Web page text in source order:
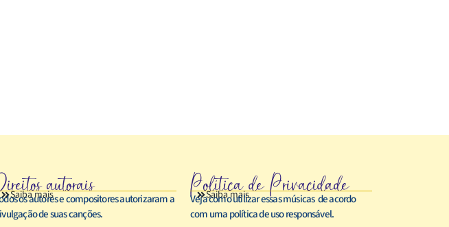
autorais
Saiba mais
os autores e compositores autorizaram a
de suas canções.
Política de Privacidade
Saiba mais
Veja como utilizar essas músicas de acordo
com uma política de uso responsável.